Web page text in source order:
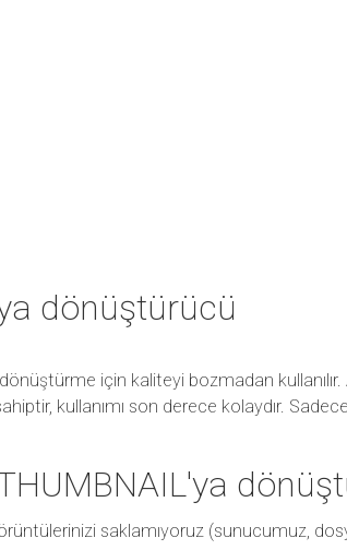
dönüştürücü
için kaliteyi bozmadan
kullanımı son derece kolaydır.
saklamıyoruz (sunucumuz,